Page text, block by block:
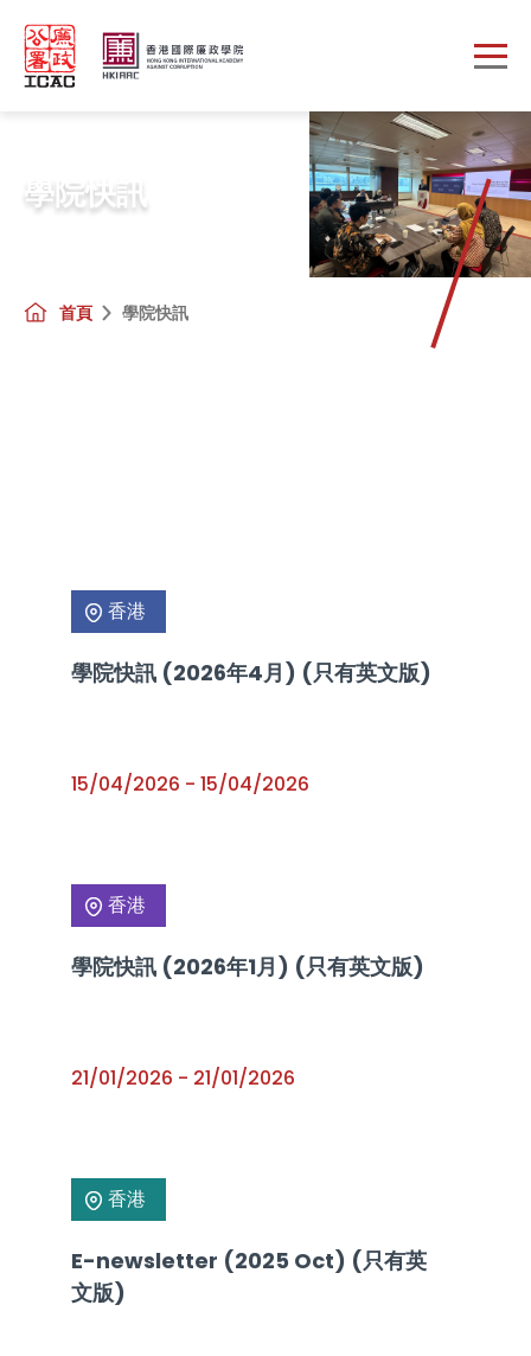
學院快訊
首頁 學院快訊
香港
學院快訊 (2026年4月) (只有英文版)
15/04/2026 - 15/04/2026
香港
學院快訊 (2026年1月) (只有英文版)
21/01/2026 - 21/01/2026
香港
E-newsletter (2025 Oct) (只有英
文版)